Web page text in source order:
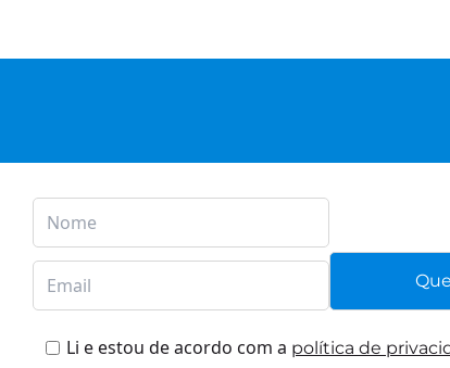
Li e estou de acordo com a política de